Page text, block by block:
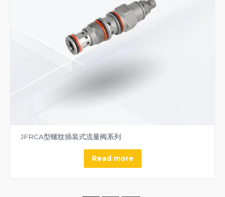
JFRCA型螺纹插装式流量阀系列
Read more